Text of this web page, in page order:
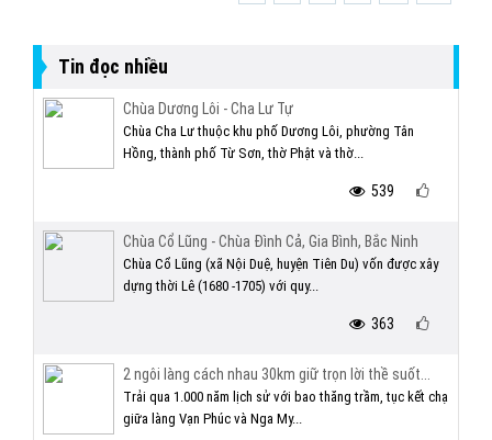
Tin đọc nhiều
Chùa Dương Lôi - Cha Lư Tự
Chùa Cha Lư thuộc khu phố Dương Lôi, phường Tân
Hồng, thành phố Từ Sơn, thờ Phật và thờ...
539
Chùa Cổ Lũng - Chùa Đình Cả, Gia Bình, Bắc Ninh
Chùa Cổ Lũng (xã Nội Duệ, huyện Tiên Du) vốn được xây
dựng thời Lê (1680 -1705) với quy...
363
2 ngôi làng cách nhau 30km giữ trọn lời thề suốt...
Trải qua 1.000 năm lịch sử với bao thăng trầm, tục kết chạ
giữa làng Vạn Phúc và Nga My...